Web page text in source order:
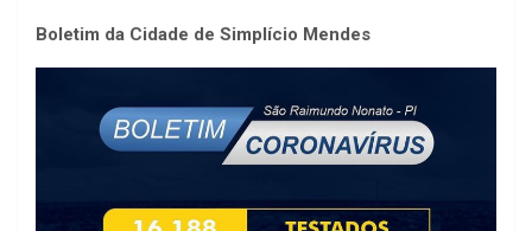
Boletim da Cidade de Simplício Mendes